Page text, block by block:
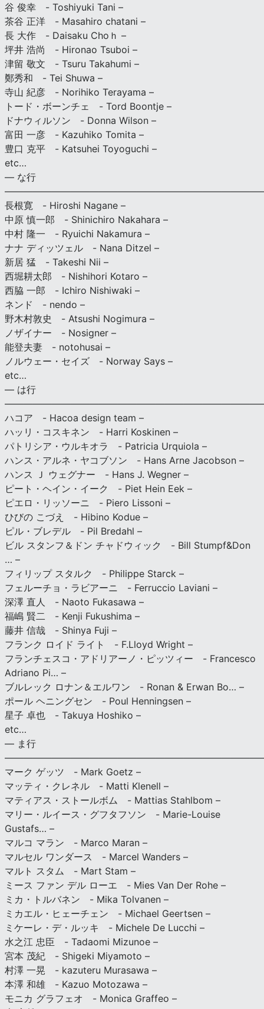
谷 俊幸 - Toshiyuki Tani –
茶谷 正洋 - Masahiro chatani –
長 大作 - Daisaku Choｈ –
坪井 浩尚 - Hironao Tsuboi –
津留 敬文 - Tsuru Takahumi –
鄭秀和 - Tei Shuwa –
寺山 紀彦 - Norihiko Terayama –
トード・ボーンチェ - Tord Boontje –
ドナウィルソン - Donna Wilson –
富田 一彦 - Kazuhiko Tomita –
豊口 克平 - Katsuhei Toyoguchi –
etc…
— な行
長根寛 - Hiroshi Nagane –
中原 慎一郎 - Shinichiro Nakahara –
中村 隆一 - Ryuichi Nakamura –
ナナ ディッツェル - Nana Ditzel –
新居 猛 - Takeshi Nii –
西堀耕太郎 - Nishihori Kotaro –
西脇 一郎 - Ichiro Nishiwaki –
ネンド - nendo –
野木村敦史 - Atsushi Nogimura –
ノザイナー - Nosigner –
能登夫妻 - notohusai –
ノルウェー・セイズ - Norway Says –
etc…
— は行
ハコア - Hacoa design team –
ハッリ・コスキネン - Harri Koskinen –
パトリシア・ウルキオラ - Patricia Urquiola –
ハンス・アルネ・ヤコブソン - Hans Arne Jacobson –
ハンス Ｊ ウェグナー - Hans J. Wegner –
ピート・ヘイン・イーク - Piet Hein Eek –
ピエロ・リッソーニ - Piero Lissoni –
ひびの こづえ - Hibino Kodue –
ピル・ブレデル - Pil Bredahl –
ビル スタンフ＆ドン チャドウィック - Bill Stumpf&Don
… –
フィリップ スタルク - Philippe Starck –
フェルーチョ・ラビアーニ - Ferruccio Laviani –
深澤 直人 - Naoto Fukasawa –
福嶋 賢二 - Kenji Fukushima –
藤井 信哉 - Shinya Fuji –
フランク ロイド ライト - F.Lloyd Wright –
フランチェスコ・アドリアーノ・ピッツィー - Francesco
Adriano Pi… –
ブルレック ロナン＆エルワン - Ronan & Erwan Bo… –
ポール ヘニングセン - Poul Henningsen –
星子 卓也 - Takuya Hoshiko –
etc…
— ま行
マーク ゲッツ - Mark Goetz –
マッティ・クレネル - Matti Klenell –
マティアス・ストールボム - Mattias Stahlbom –
マリー・ルイース・グフタフソン - Marie-Louise
Gustafs… –
マルコ マラン - Marco Maran –
マルセル ワンダース - Marcel Wanders –
マルト スタム - Mart Stam –
ミース ファン デル ローエ - Mies Van Der Rohe –
ミカ・トルバネン - Mika Tolvanen –
ミカエル・ヒェーチェン - Michael Geertsen –
ミケーレ・デ・ルッキ - Michele De Lucchi –
水之江 忠臣 - Tadaomi Mizunoe –
宮本 茂紀 - Shigeki Miyamoto –
村澤 一晃 - kazuteru Murasawa –
本澤 和雄 - Kazuo Motozawa –
モニカ グラフェオ - Monica Graffeo –